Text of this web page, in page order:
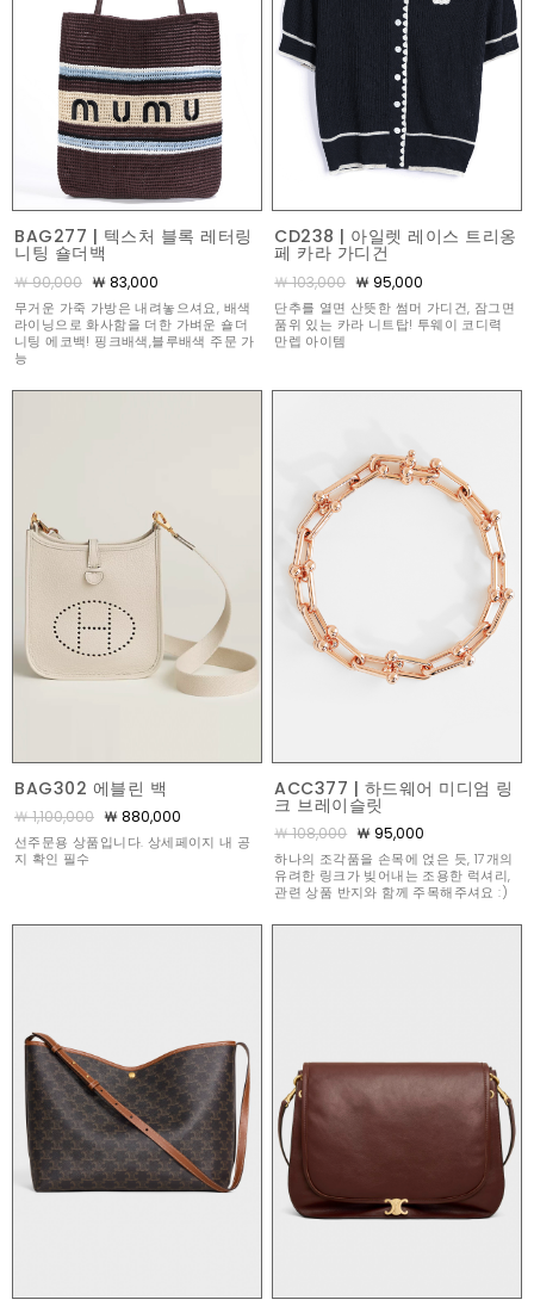
BAG277 | 텍스처 블록 레터링
니팅 숄더백
￦ 90,000 ￦ 83,000
무거운 가죽 가방은 내려놓으셔요, 배색
라이닝으로 화사함을 더한 가벼운 숄더
니팅 에코백! 핑크배색,블루배색 주문 가
능
CD238 | 아일렛 레이스 트리옹
페 카라 가디건
￦ 103,000 ￦ 95,000
단추를 열면 산뜻한 썸머 가디건, 잠그면
품위 있는 카라 니트탑! 투웨이 코디력
만렙 아이템
BAG302 에블린 백
￦ 1,100,000 ￦ 880,000
선주문용 상품입니다. 상세페이지 내 공
지 확인 필수
ACC377 | 하드웨어 미디엄 링
크 브레이슬릿
￦ 108,000 ￦ 95,000
하나의 조각품을 손목에 얹은 듯, 17개의
유려한 링크가 빚어내는 조용한 럭셔리,
관련 상품 반지와 함께 주목해주셔요 :)